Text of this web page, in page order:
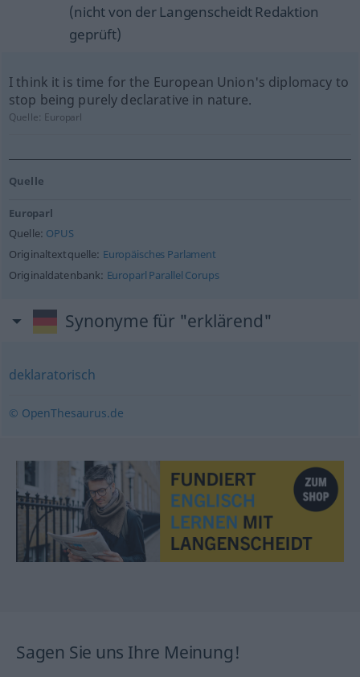
(nicht von der Langenscheidt Redaktion
geprüft)
I think it is time for the European Union's diplomacy to
stop being purely declarative in nature.
Quelle: Europarl
Quelle
Europarl
Quelle: OPUS
Originaltextquelle: Europäisches Parlament
Originaldatenbank: Europarl Parallel Corups
Synonyme für "erklärend"
deklaratorisch
© OpenThesaurus.de
Sagen Sie uns Ihre Meinung!